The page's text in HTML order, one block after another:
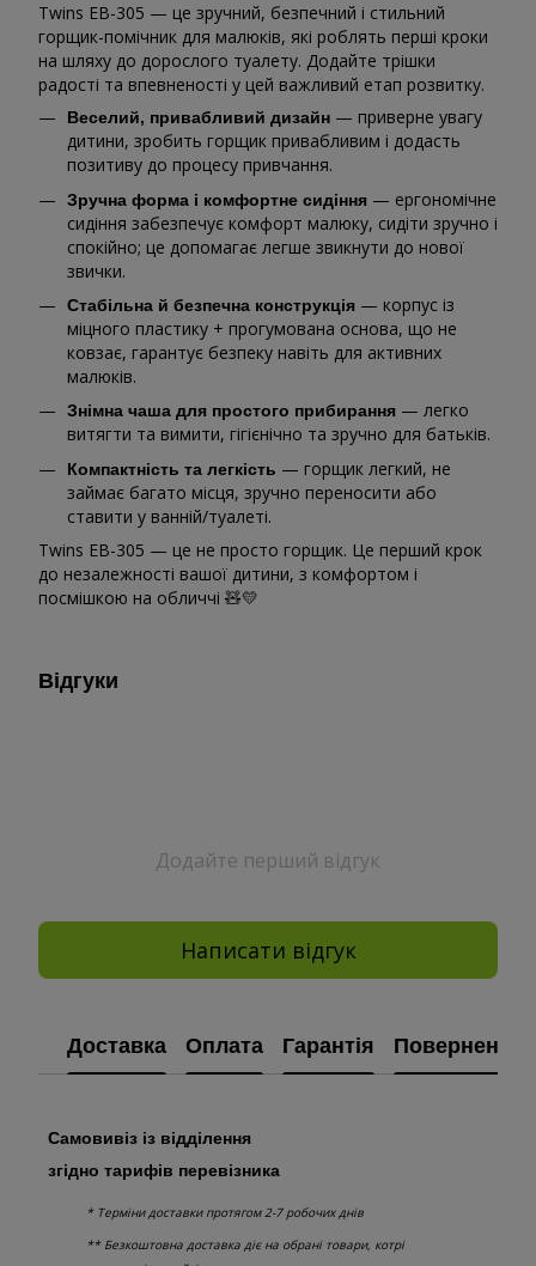
Twins EB-305 — це зручний, безпечний і стильний
горщик-помічник для малюків, які роблять перші кроки
на шляху до дорослого туалету. Додайте трішки
радості та впевненості у цей важливий етап розвитку.
Веселий, привабливий дизайн — приверне увагу
дитини, зробить горщик привабливим і додасть
позитиву до процесу привчання.
Зручна форма і комфортне сидіння — ергономічне
сидіння забезпечує комфорт малюку, сидіти зручно і
спокійно; це допомагає легше звикнути до нової
звички.
Стабільна й безпечна конструкція — корпус із
міцного пластику + прогумована основа, що не
ковзає, гарантує безпеку навіть для активних
малюків.
Знімна чаша для простого прибирання — легко
витягти та вимити, гігієнічно та зручно для батьків.
Компактність та легкість — горщик легкий, не
займає багато місця, зручно переносити або
ставити у ванній/туалеті.
Twins EB-305 — це не просто горщик. Це перший крок
до незалежності вашої дитини, з комфортом і
посмішкою на обличчі 🧸💛
Відгуки
Додайте перший відгук
Написати відгук
Доставка Оплата Гарантія Повернення
Самовивіз із відділення
згідно тарифів перевізника
* Терміни доставки протягом 2-7 робочих днів
** Безкоштовна доставка діє на обрані товари, котрі